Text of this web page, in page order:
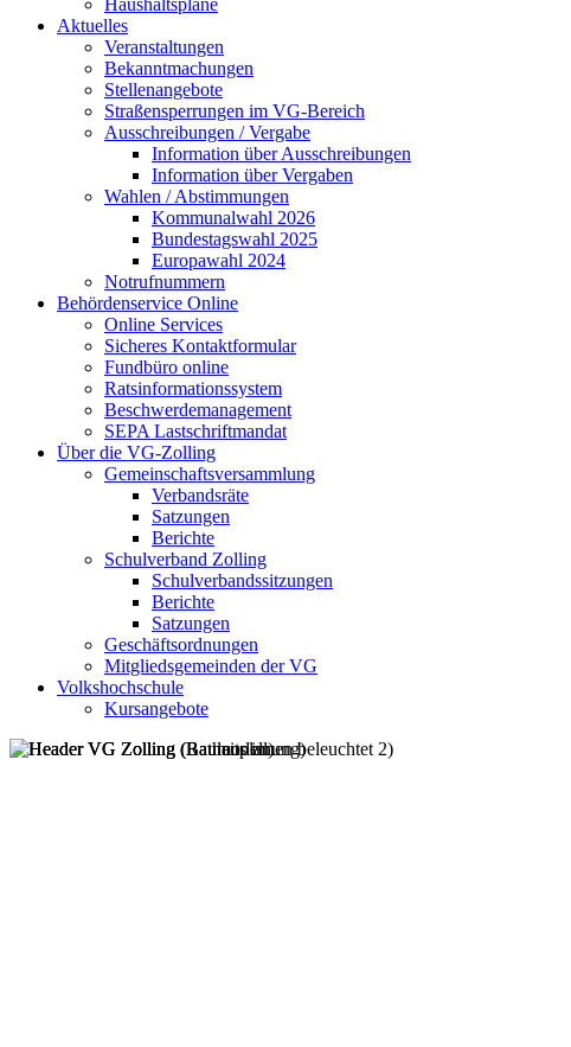
Haushaltspläne
Aktuelles
Veranstaltungen
Bekanntmachungen
Stellenangebote
Straßensperrungen im VG-Bereich
Ausschreibungen / Vergabe
Information über Ausschreibungen
Information über Vergaben
Wahlen / Abstimmungen
Kommunalwahl 2026
Bundestagswahl 2025
Europawahl 2024
Notrufnummern
Behördenservice Online
Online Services
Sicheres Kontaktformular
Fundbüro online
Ratsinformationssystem
Beschwerdemanagement
SEPA Lastschriftmandat
Über die VG-Zolling
Gemeinschaftsversammlung
Verbandsräte
Satzungen
Berichte
Schulverband Zolling
Schulverbandssitzungen
Berichte
Satzungen
Geschäftsordnungen
Mitgliedsgemeinden der VG
Volkshochschule
Kursangebote